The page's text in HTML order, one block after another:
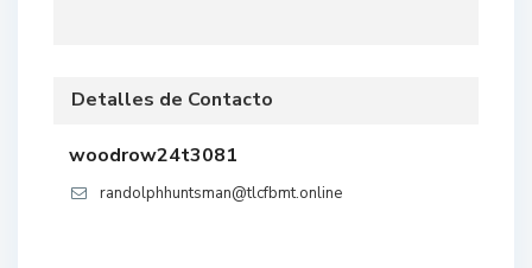
Detalles de Contacto
woodrow24t3081
randolphhuntsman@tlcfbmt.online